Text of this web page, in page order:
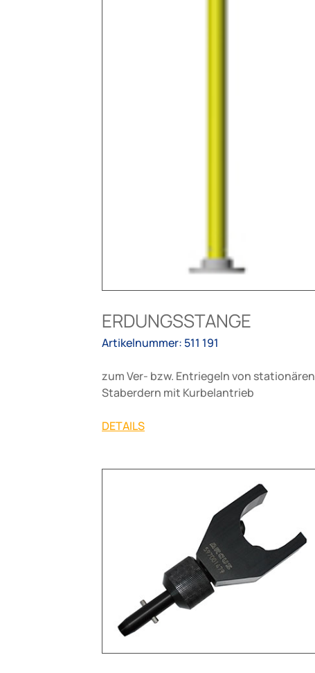
ERDUNGSSTANGE
Artikelnummer: 511 191
zum Ver- bzw. Entriegeln von stationären
Staberdern mit Kurbelantrieb
DETAILS